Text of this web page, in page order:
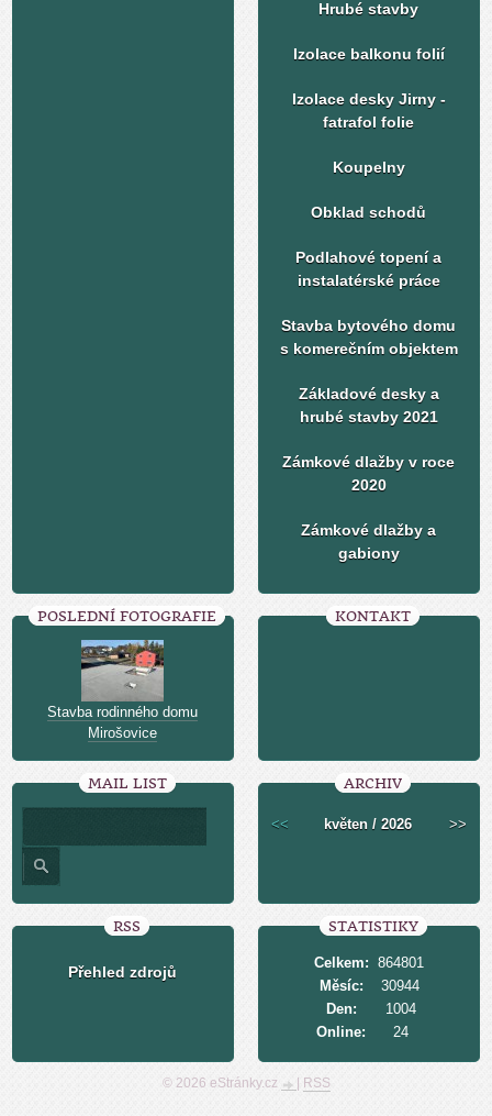
Hrubé stavby
Izolace balkonu folií
Izolace desky Jirny -
fatrafol folie
Koupelny
Obklad schodů
Podlahové topení a
instalatérské práce
Stavba bytového domu
s komerečním objektem
Základové desky a
hrubé stavby 2021
Zámkové dlažby v roce
2020
Zámkové dlažby a
gabiony
POSLEDNÍ FOTOGRAFIE
Stavba rodinného domu
Mirošovice
KONTAKT
MAIL LIST ARCHIV
<< květen / 2026 >>
RSS
Přehled zdrojů
STATISTIKY
Online: 24
Celkem: 864801
Měsíc:
30944
Den:
1004
© 2026 eStránky.cz RSS